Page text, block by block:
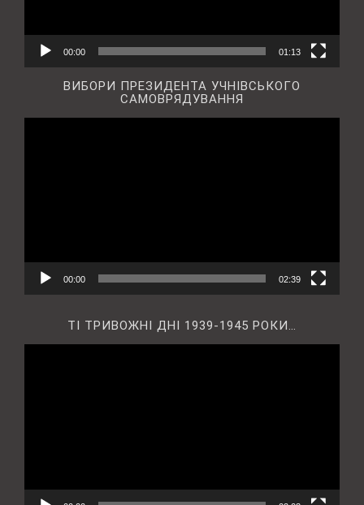
00:00 01:13
ВИБОРИ ПРЕЗИДЕНТА УЧНІВСЬКОГО
САМОВРЯДУВАННЯ
00:00 02:39
ТІ ТРИВОЖНІ ДНІ 1939-1945 РОКИ…